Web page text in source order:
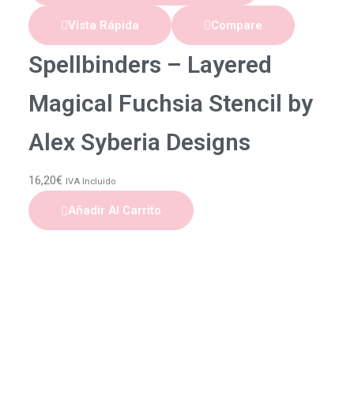
Vista Rápida Compare
Spellbinders – Layered
Magical Fuchsia Stencil by
Alex Syberia Designs
16,20€ IVA Incluido
Añadir Al Carrito